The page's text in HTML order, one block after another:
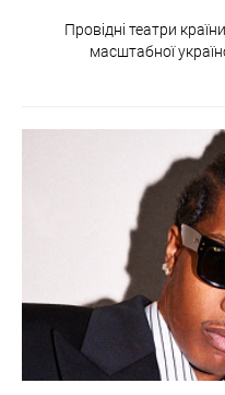
Провідні театри
масштабної